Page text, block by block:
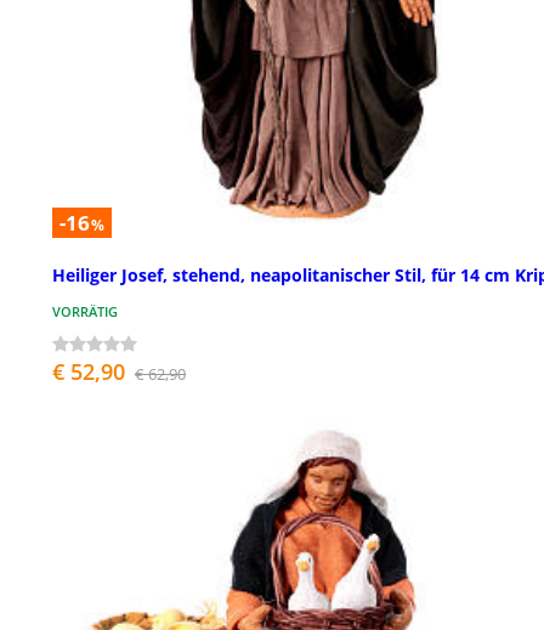
-16%
Heiliger Josef, stehend, neapolitanischer Stil, für 14 cm
VORRÄTIG
€ 52,90 € 62,90